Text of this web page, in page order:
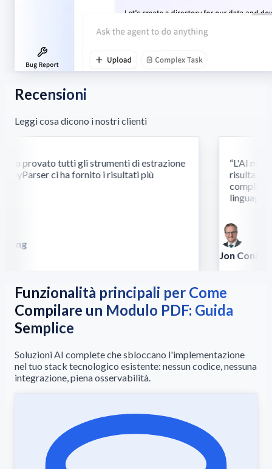
Recensioni
Leggi cosa dicono i nostri clienti
provato tutti gli strumenti di estrazione
ci ha fornito i risultati più
L'AI
risultati
complessi
linguaggio.
Jon Conradt
Funzionalità principali per Come
Compilare un Modulo PDF: Guida
Semplice
Soluzioni AI complete che sbloccano l'implementazione
nel tuo stack tecnologico esistente: nessun codice, nessuna
integrazione, piena osservabilità.